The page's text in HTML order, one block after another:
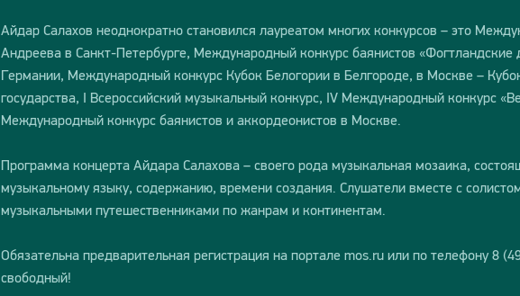
Айдар Салахов неоднократно становился лауреатом многих конкурсов – это
Андреева в Санкт-Петербурге, Международный конкурс баянистов «Фогтландские
Германии, Международный конкурс Кубок Белогории в Белгороде, в Москве –
государства, I Всероссийский музыкальный конкурс, IV Международный конкурс
Международный конкурс баянистов и аккордеонистов в Москве.
Программа концерта Айдара Салахова – своего рода музыкальная мозаика,
музыкальному языку, содержанию, времени создания. Слушатели вместе с
музыкальными путешественниками по жанрам и континентам.
Обязательна предварительная регистрация на портале mos.ru или по телефону 8
свободный!